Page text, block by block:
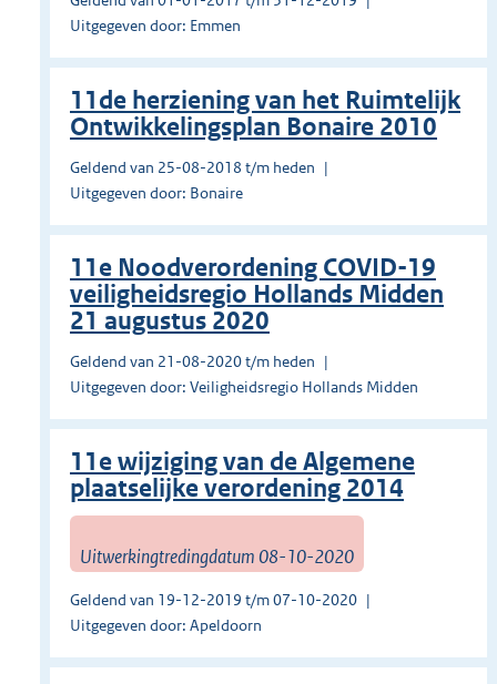
Uitgegeven door: Emmen
11de herziening van het Ruimtelijk
Ontwikkelingsplan Bonaire 2010
Geldend van 25-08-2018 t/m heden
Uitgegeven door: Bonaire
11e Noodverordening COVID-19
veiligheidsregio Hollands Midden
21 augustus 2020
Geldend van 21-08-2020 t/m heden
Uitgegeven door: Veiligheidsregio Hollands Midden
11e wijziging van de Algemene
plaatselijke verordening 2014
Uitwerkingtredingdatum 08-10-2020
Geldend van 19-12-2019 t/m 07-10-2020
Uitgegeven door: Apeldoorn